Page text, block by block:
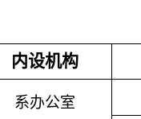
内设机构
系办公室